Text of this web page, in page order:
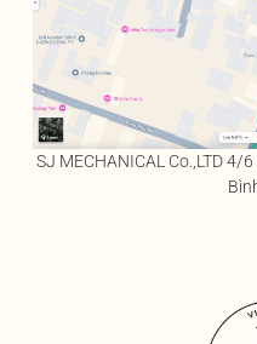
SJ MECHANICAL Co.,LTD 4/